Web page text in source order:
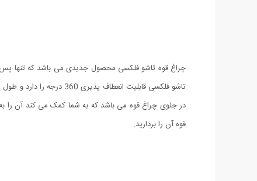
در جلوی چراغ قوه می باشد که به شما کمک می کند آن را به
قوه آن را بردارید.